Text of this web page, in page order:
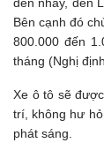
Bên cạnh đó
800.000 đến
tháng (Nghị
Xe ô tô sẽ
trí, không hư
phát sáng.